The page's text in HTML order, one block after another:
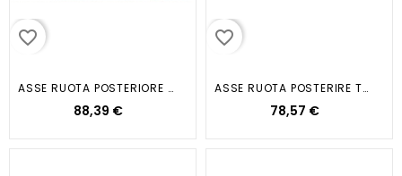
favorite_border
ASSE RUOTA POSTERIORE ZIP RST
88,39 €
favorite_border
ASSE RUOTA POSTERIRE TYPHOON...
78,57 €